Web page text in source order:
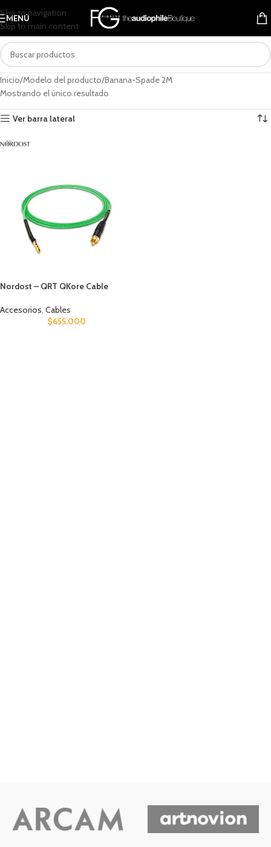
Skip to navigation
Skip to main content
MENÚ
Inicio Modelo del producto Banana-Spade 2M
Mostrando el único resultado
Ver barra lateral
Nordost – QRT QKore Cable
Accesorios, Cables
$655.000